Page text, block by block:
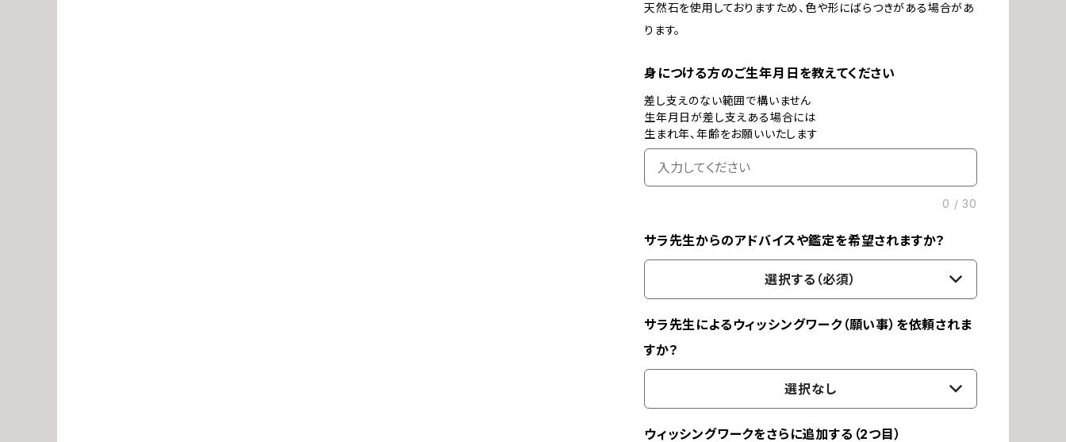
天然石を使用しておりますため、色や形にばらつきがある場合があ
ります。
身につける方のご生年月日を教えてください
差し支えのない範囲で構いません
生年月日が差し支えある場合には
生まれ年、年齢をお願いいたします
0 /30
サラ先生からのアドバイスや鑑定を希望されますか？
選択する（必須）
サラ先生によるウィッシングワーク（願い事）を依頼されま
すか？
選択なし
ウィッシングワークをさらに追加する（2つ目）